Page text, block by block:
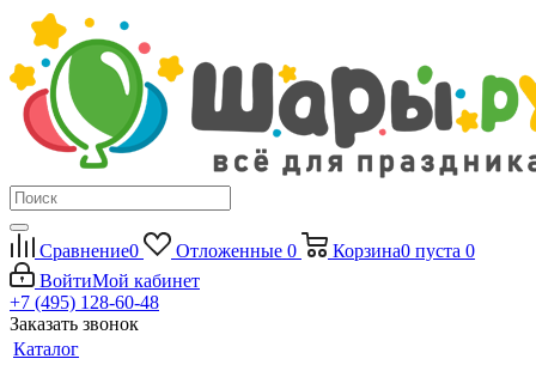
Сравнение0 Отложенные 0 Корзина0 пуста 0
ВойтиМой кабинет
+7 (495) 128-60-48
Заказать звонок
Каталог